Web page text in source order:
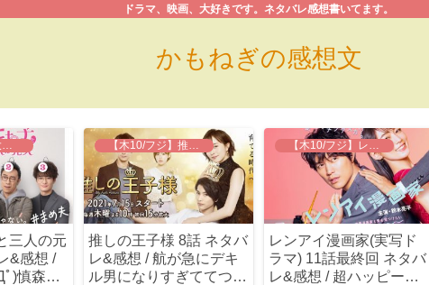
かもねぎの感想文
ドラマ、映画、大好きです。ネタバレ感想書いてます。
【火9/フジ】大豆田とわ子と三人の元夫
三人の元
&感想 /
)慎森の
【木10/フジ】推しの王子様
推しの王子様 8話 ネタバ
レ&感想 / 航が急にデキ
ル男になりすぎててつい
【木10/フジ】レンアイ漫画家
レンアイ漫画家(実写ド
ラマ) 11話最終回 ネタバ
レ&感想 / 超ハッピーエ